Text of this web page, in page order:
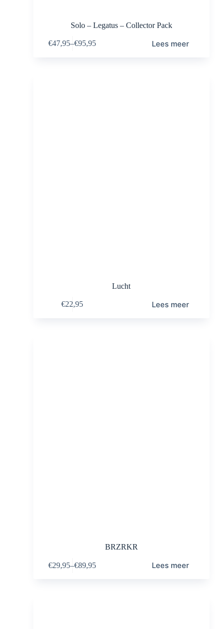
Solo – Legatus – Collector Pack
€47,95–€95,95 Lees meer
Lucht
€22,95 Lees meer
BRZRKR
€29,95–€89,95 Lees meer